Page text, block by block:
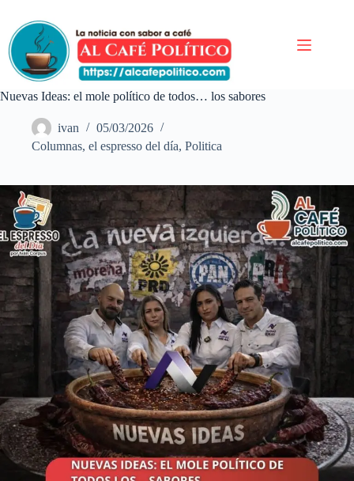
contenido
Nuevas Ideas: el mole político de todos… los sabores
ivan
05/03/2026
Columnas, el espresso del día, Politica